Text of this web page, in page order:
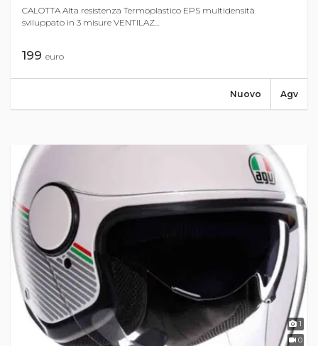
CALOTTA Alta resistenza Termoplastico EPS multidensità
sviluppato in 3 misure VENTILAZ...
199 euro
Agv
Nuovo
1
0